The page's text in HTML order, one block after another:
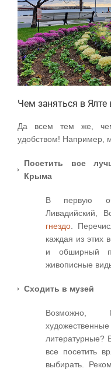
Чем заняться в Ялте
Да всем тем же,
удобством! Например,
Посетить все
Крыма
В первую
Ливадийский,
гнездо.
каждая из этих
и обширный
живописные
Сходить в музей
Возможно,
литературные?
все посетить
выбирать.